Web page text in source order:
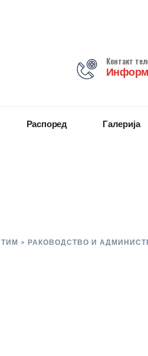
Контакт
Распоред Галерија
> РАКОВОДСТВО И